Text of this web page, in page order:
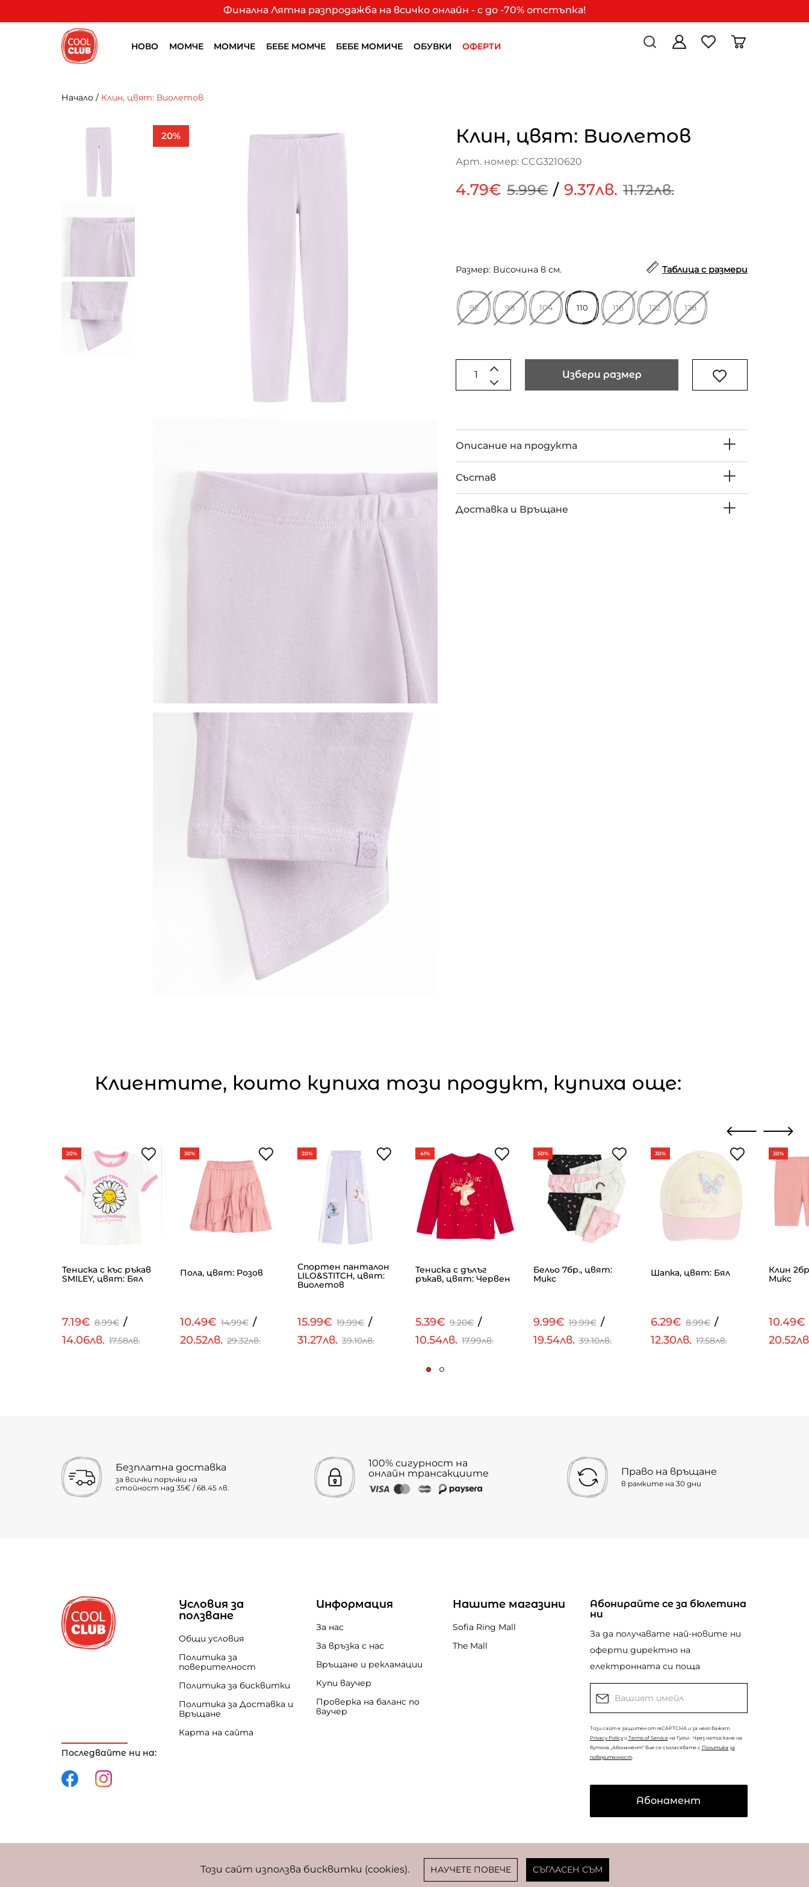
Този сайт използва бисквитки (cookies). НАУЧЕТЕ ПОВЕЧЕ СЪГЛАСЕН СЪМ
Финална Лятна разпродажба на всичко онлайн - с до -70% отстъпка!
НОВО МОМЧЕ МОМИЧЕ БЕБЕ МОМЧЕ БЕБЕ МОМИЧЕ ОБУВКИ ОФЕРТИ
Начало / Клин, цвят: Виолетов
20% Клин, цвят: Виолетов
Арт. номер: CCG3210620
4.79€ 5.99€ / 9.37лв. 11.72лв.
Размер: Височина в см. Таблица с размери
92 98 104 110 116 122 128
Избери размер
Описание на продукта
Състав
Доставка и Връщане
Клиентите, които купиха този продукт, купиха още:
20%
Тениска с къс ръкав
SMILEY, цвят: Бял
7.19€ 8.99€ /
14.06лв. 17.58лв.
30%
Пола, цвят: Розов
10.49€ 14.99€ /
20.52лв. 29.32лв.
20%
Спортен панталон
LILO&STITCH, цвят:
Виолетов
15.99€ 19.99€ /
31.27лв. 39.10лв.
41%
Тениска с дълъг
ръкав, цвят: Червен
5.39€ 9.20€ /
10.54лв. 17.99лв.
50%
Бельо 7бр., цвят:
Микс
9.99€ 19.99€ /
19.54лв. 39.10лв.
30%
Шапка, цвят: Бял
6.29€ 8.99€ /
12.30лв. 17.58лв.
30%
Клин
Микс
10.49€
Безплатна доставка
за всички поръчки на
стойност над 35€ / 68.45 лв.
100% сигурност на
онлайн трансакциите
Право на връщане
в рамките на 30 дни
Последвайте ни на:
Условия за
ползване
Общи условия
Политика за
поверителност
Политика за бисквитки
Политика за Доставка и
Връщане
Карта на сайта
Информация
За нас
За връзка с нас
Връщане и рекламации
Купи ваучер
Проверка на баланс по
ваучер
Нашите магазини
Sofia Ring Mall
The Mall
Абонирайте се за бюлетина
ни
За да получавате най-новите ни
оферти директно на
електронната си поща
Този сайт е защитен от reCAPTCHA и за него важат
Privacy Policyи Terms of Serviceна Гугъл. Чрез натискане на
бутона „Абонамент“ вие се съгласявате с Политика за
поверителност.
Абонамент
Фиксиран курс за превалутиране: 1 EUR = 1,95583 BGN
© CopyrightCoolclub